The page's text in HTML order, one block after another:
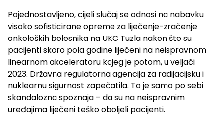
Pojednostavljeno, cijeli slučaj se odnosi na nabavku
visoko sofisticirane opreme za liječenje-zračenje
onkoloških bolesnika na UKC Tuzla nakon što su
pacijenti skoro pola godine liječeni na neispravnom
linearnom akceleratoru kojeg je potom, u veljači
2023. Državna regulatorna agencija za radijacijsku i
nuklearnu sigurnost zapečatila. To je samo po sebi
skandalozna spoznaja – da su na neispravnim
uređajima liječeni teško oboljeli pacijenti.